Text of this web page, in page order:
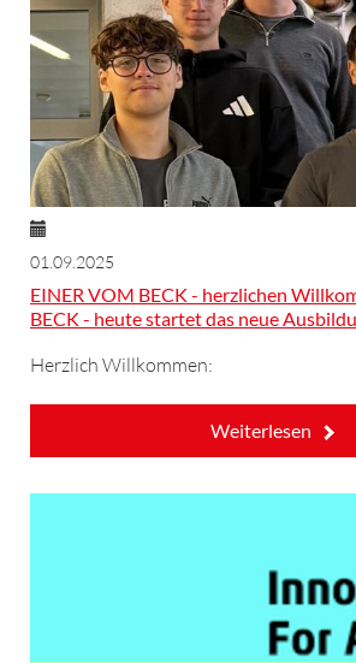
01.09.2025
EINER VOM BECK - herzlichen
BECK - heute startet das neue
Herzlich Willkommen:
Weiterlesen